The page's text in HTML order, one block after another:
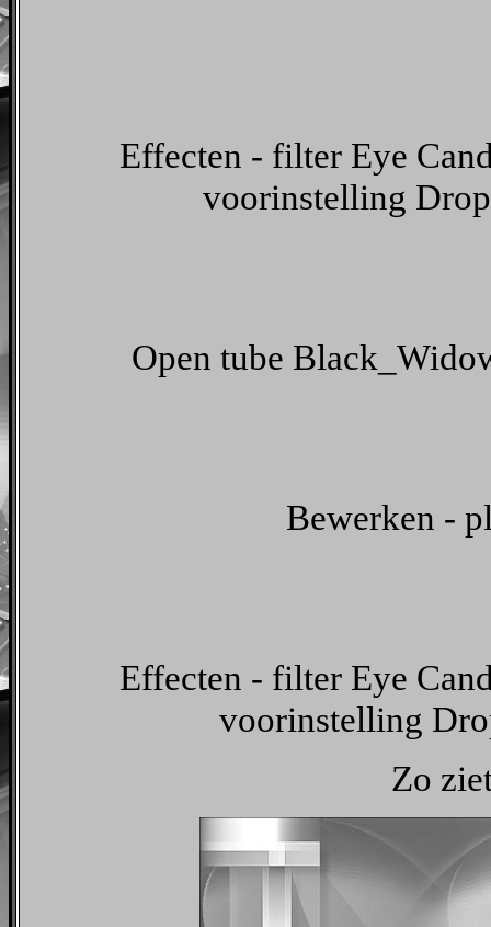
Effecten - filter Eye
voorinstelling
Open tube
Bewerken -
Effecten - filter Eye
voorinstelling
Zo